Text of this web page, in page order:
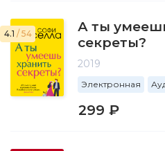
4.1 / 54
А ты
секреты?
2019
Электронная
299 ₽